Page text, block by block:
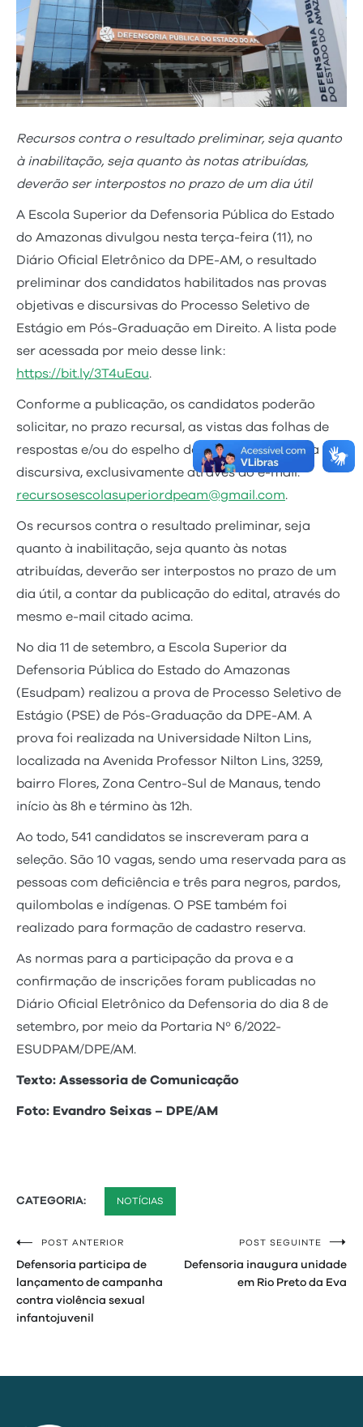
Recursos contra o resultado preliminar, seja quanto
à inabilitação, seja quanto às notas atribuídas,
deverão ser interpostos no prazo de um dia útil
A Escola Superior da Defensoria Pública do Estado
do Amazonas divulgou nesta terça-feira (11), no
Diário Oficial Eletrônico da DPE-AM, o resultado
preliminar dos candidatos habilitados nas provas
objetivas e discursivas do Processo Seletivo de
Estágio em Pós-Graduação em Direito. A lista pode
ser acessada por meio desse link:
https://bit.ly/3T4uEau.
Conforme a publicação, os candidatos poderão
solicitar, no prazo recursal, as vistas das folhas de
respostas e/ou do espelho de correção da prova
discursiva, exclusivamente através do e-mail:
recursosescolasuperiordpeam@gmail.com.
Os recursos contra o resultado preliminar, seja
quanto à inabilitação, seja quanto às notas
atribuídas, deverão ser interpostos no prazo de um
dia útil, a contar da publicação do edital, através do
mesmo e-mail citado acima.
No dia 11 de setembro, a Escola Superior da
Defensoria Pública do Estado do Amazonas
(Esudpam) realizou a prova de Processo Seletivo de
Estágio (PSE) de Pós-Graduação da DPE-AM. A
prova foi realizada na Universidade Nilton Lins,
localizada na Avenida Professor Nilton Lins, 3259,
bairro Flores, Zona Centro-Sul de Manaus, tendo
início às 8h e término às 12h.
Ao todo, 541 candidatos se inscreveram para a
seleção. São 10 vagas, sendo uma reservada para as
pessoas com deficiência e três para negros, pardos,
quilombolas e indígenas. O PSE também foi
realizado para formação de cadastro reserva.
As normas para a participação da prova e a
confirmação de inscrições foram publicadas no
Diário Oficial Eletrônico da Defensoria do dia 8 de
setembro, por meio da Portaria Nº 6/2022-
ESUDPAM/DPE/AM.
Texto: Assessoria de Comunicação
Foto: Evandro Seixas – DPE/AM
CATEGORIA: NOTÍCIAS
Navegação
de
Post
POST ANTERIOR
Defensoria participa de
lançamento de campanha
contra violência sexual
infantojuvenil
POST SEGUINTE
Defensoria inaugura unidade
em Rio Preto da Eva